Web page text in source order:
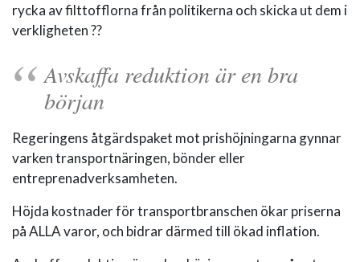
rycka av filttofflorna från politikerna och skicka ut dem i
verkligheten ??
Avskaffa reduktion är en bra
början
Regeringens åtgärdspaket mot prishöjningarna gynnar
varken transportnäringen, bönder eller
entreprenadverksamheten.
Höjda kostnader för transportbranschen ökar priserna
på ALLA varor, och bidrar därmed till ökad inflation.